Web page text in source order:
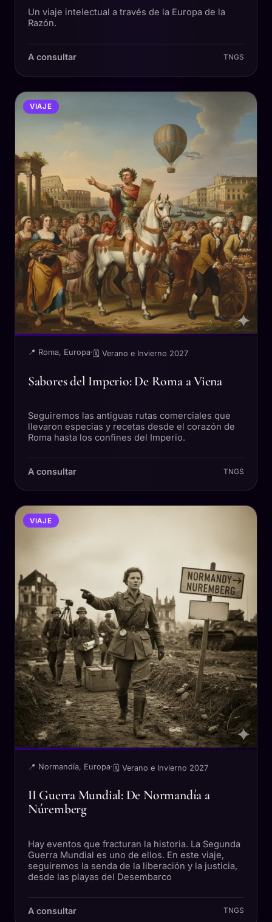
Un viaje intelectual a través de la Europa de la
Razón.
A consultar TNGS
VIAJE
📍 Roma, Europa· 🗓 Verano e Invierno 2027
Sabores del Imperio: De Roma a Viena
Seguiremos las antiguas rutas comerciales que
llevaron especias y recetas desde el corazón de
Roma hasta los confines del Imperio.
A consultar TNGS
VIAJE
📍 Normandía, Europa·🗓 Verano e Invierno 2027
II Guerra Mundial: De Normandía a
Núremberg
Hay eventos que fracturan la historia. La Segunda
Guerra Mundial es uno de ellos. En este viaje,
seguiremos la senda de la liberación y la justicia,
desde las playas del Desembarco
A consultar TNGS